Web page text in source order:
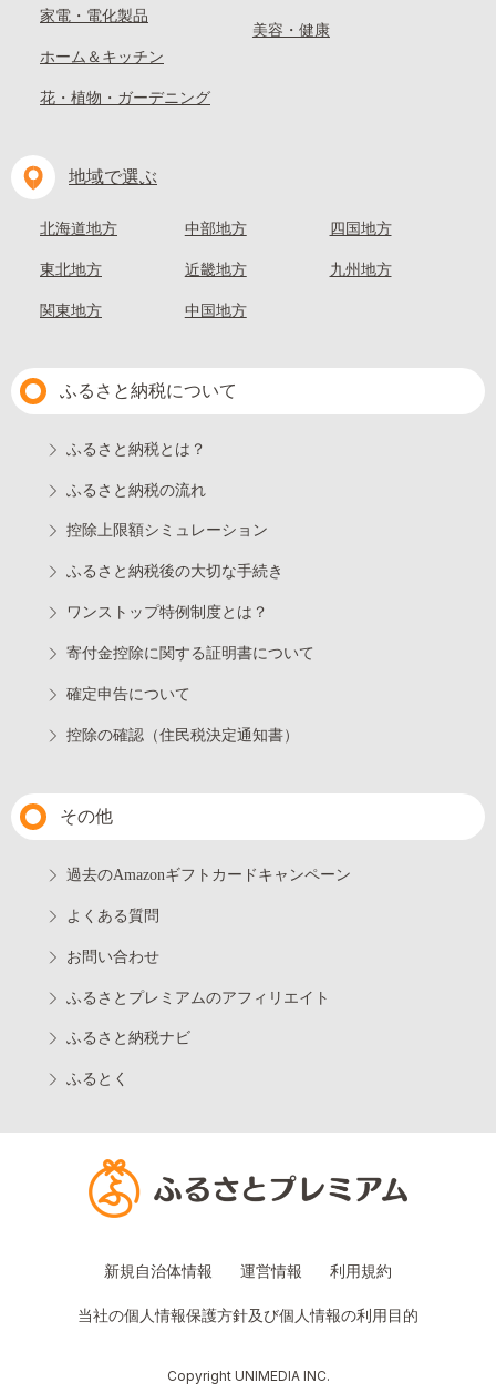
家電・電化製品
ホーム＆キッチン
花・植物・ガーデニング
美容・健康
地域で選ぶ
北海道地方
東北地方
関東地方
中部地方
近畿地方
中国地方
四国地方
九州地方
ふるさと納税について
ふるさと納税とは？
ふるさと納税の流れ
控除上限額シミュレーション
ふるさと納税後の大切な手続き
ワンストップ特例制度とは？
寄付金控除に関する証明書について
確定申告について
控除の確認（住民税決定通知書）
その他
過去のAmazonギフトカードキャンペーン
よくある質問
お問い合わせ
ふるさとプレミアムのアフィリエイト
ふるさと納税ナビ
ふるとく
新規自治体情報 運営情報 利用規約
当社の個人情報保護方針及び個人情報の利用目的
Copyright UNIMEDIA INC.